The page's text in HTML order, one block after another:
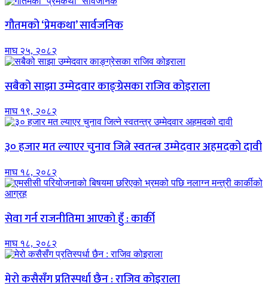
गौतमको ‘प्रेमकथा’ सार्वजनिक
माघ २५, २०८२
सबैको साझा उम्मेदवार काङ्ग्रेसका राजिव कोइराला
माघ १९, २०८२
३० हजार मत ल्याएर चुनाव जित्ने स्वतन्त्र उम्मेदवार अहमदको दावी
माघ १८, २०८२
सेवा गर्न राजनीतिमा आएको हुँ : कार्की
माघ १८, २०८२
मेरो कसैसँग प्रतिस्पर्धा छैन : राजिव कोइराला